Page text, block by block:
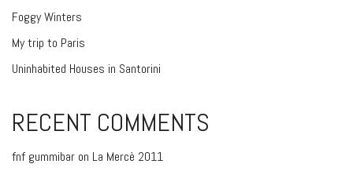
Foggy Winters
My trip to Paris
Uninhabited Houses in Santorini
RECENT COMMENTS
fnf gummibar on La Mercè 2011